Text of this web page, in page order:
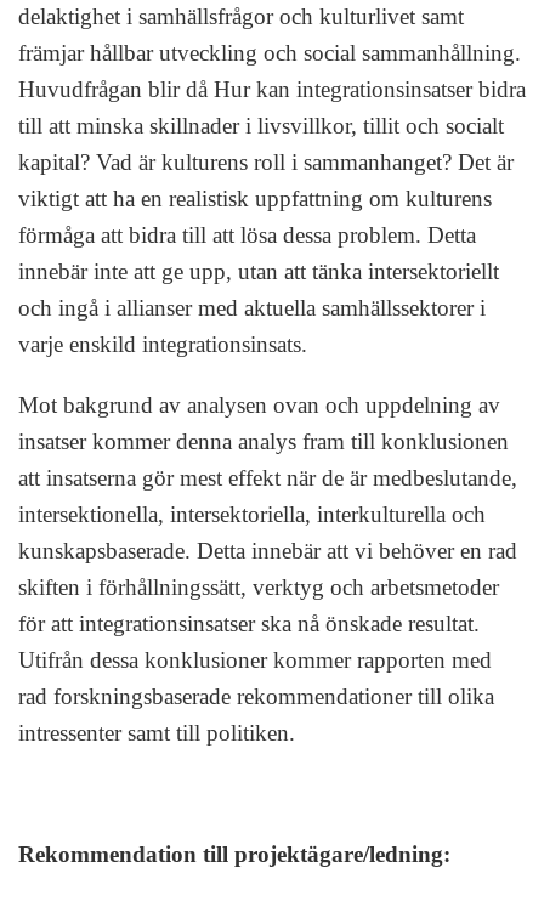
delaktighet i samhällsfrågor och kulturlivet samt
främjar hållbar utveckling och social sammanhållning.
Huvudfrågan blir då Hur kan integrationsinsatser bidra
till att minska skillnader i livsvillkor, tillit och socialt
kapital? Vad är kulturens roll i sammanhanget? Det är
viktigt att ha en realistisk uppfattning om kulturens
förmåga att bidra till att lösa dessa problem. Detta
innebär inte att ge upp, utan att tänka intersektoriellt
och ingå i allianser med aktuella samhällssektorer i
varje enskild integrationsinsats.
Mot bakgrund av analysen ovan och uppdelning av
insatser kommer denna analys fram till konklusionen
att insatserna gör mest effekt när de är medbeslutande,
intersektionella, intersektoriella, interkulturella och
kunskapsbaserade. Detta innebär att vi behöver en rad
skiften i förhållningssätt, verktyg och arbetsmetoder
för att integrationsinsatser ska nå önskade resultat.
Utifrån dessa konklusioner kommer rapporten med
rad forskningsbaserade rekommendationer till olika
intressenter samt till politiken.
Rekommendation till projektägare/ledning: